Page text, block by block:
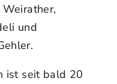
und
ist seit bald 20